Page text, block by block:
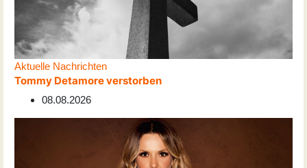
Aktuelle Nachrichten
Tommy Detamore verstorben
08.08.2026